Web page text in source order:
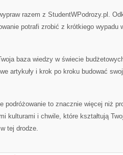
razem z StudentWPodrozy.pl.
potrafi zrobić z krótkiego wypadu
baza wiedzy w świecie
artykuły i krok po kroku budować
podróżowanie to znacznie więcej niż
kulturami i chwile, które kształtują
tej drodze.